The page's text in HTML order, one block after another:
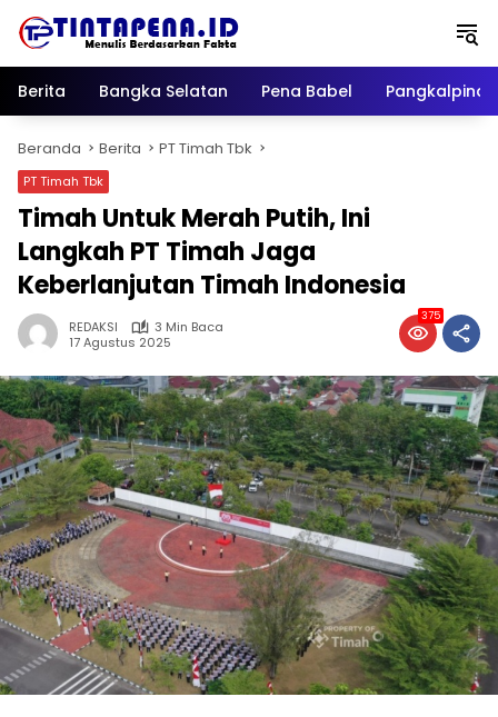
Berita
Bangka Selatan Pena Babel
Beranda Berita PT Timah Tbk
PT Timah Tbk
Timah Untuk Merah Putih, Ini
Langkah PT Timah Jaga
Keberlanjutan Timah Indonesia
REDAKSI
3 Min Baca
17 Agustus 2025
375